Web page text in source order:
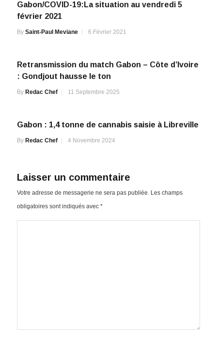
Gabon/COVID-19:La situation au vendredi 5
février 2021
By Saint-Paul Meviane 6 Février 2021
Retransmission du match Gabon – Côte d’Ivoire
: Gondjout hausse le ton
By Redac Chef 11 Septembre 2025
Gabon : 1,4 tonne de cannabis saisie à Libreville
By Redac Chef 4 Novembre 2024
Laisser un commentaire
Votre adresse de messagerie ne sera pas publiée. Les champs
obligatoires sont indiqués avec *